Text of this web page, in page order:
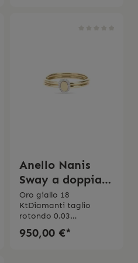
Anello Nanis
Sway a doppia
fascia e
diamanti
Oro giallo 18
KtDiamanti taglio
rotondo 0.03
ct Purezza VSColore
GMade in Italy
950,00 €*